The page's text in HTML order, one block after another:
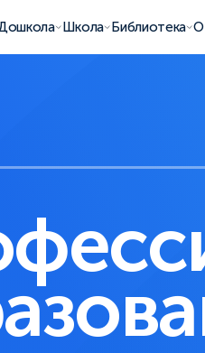
Школа Библиотека